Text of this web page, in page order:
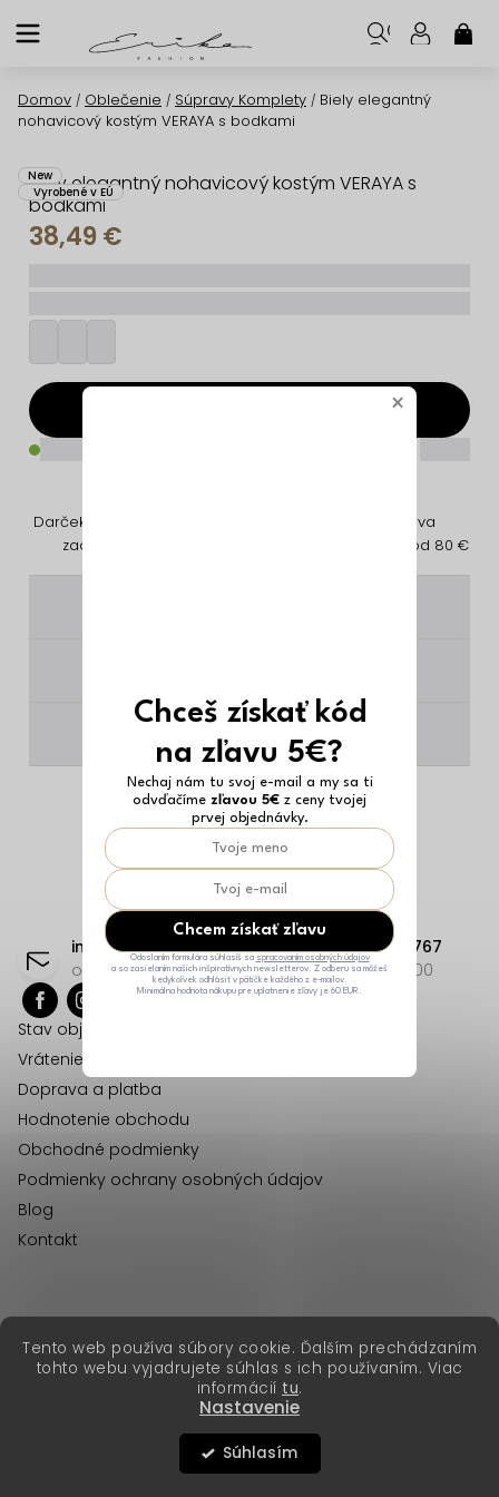
Tento web používa súbory cookie. Ďalším prechádzaním
tohto webu vyjadrujete súhlas s ich používaním. Viac
informácií tu.
Nastavenie
Súhlasím
na
Domov / Oblečenie / Súpravy Komplety / Biely elegantný
nohavicový kostým VERAYA s bodkami
Biely elegantný nohavicový kostým VERAYA s
bodkami
New
Vyrobené v EÚ
38,49 €
Darček na nákup
zadarmo
Doprava
zadarmo od 80 €
info @erikafashion.sk
odpovieme čo najskôr
+421 23332 9767
Po-Pi: 8:00-18:00
Stav objednávok
Vrátenie tovaru
Doprava a platba
Hodnotenie obchodu
Obchodné podmienky
Podmienky ochrany osobných údajov
Blog
Kontakt
Vytvoril Shoptet Premium
Copyright 2026Erika Fashion. Všetky práva vyhradené.
erikafashion.cz
×
Chceš získať kód
na zľavu 5€?
Nechaj nám tu svoj e-mail a my sa ti
odvďačíme zľavou 5€ z ceny tvojej
prvej objednávky.
Chcem získať zľavu
Odoslaním formulára súhlasíš sa spracovaním osobných údajov
a so zasielaním našich inšpiratívnych newsletterov. Z odberu sa môžeš
kedykoľvek odhlásiť v pätičke každého z e-mailov.
Minimálna hodnota nákupu pre uplatnenie zľavy je 60 EUR.